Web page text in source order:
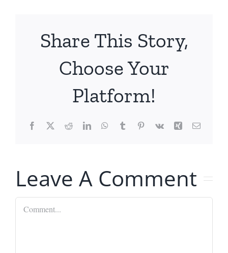
Share This Story,
Choose Your
Platform!
Facebook
X RedditLinkedInWhatsApp
TumblrPinterest
Vk Xing Email
Leave A Comment
Comment